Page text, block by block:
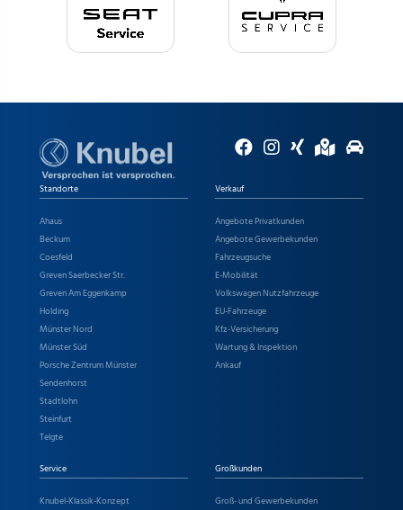
Standorte
Ahaus
Beckum
Coesfeld
Greven Saerbecker Str.
Greven Am Eggenkamp
Holding
Münster Nord
Münster Süd
Porsche Zentrum Münster
Sendenhorst
Stadtlohn
Steinfurt
Telgte
Verkauf
Angebote Privatkunden
Angebote Gewerbekunden
Fahrzeugsuche
E-Mobilität
Volkswagen Nutzfahrzeuge
EU-Fahrzeuge
Kfz-Versicherung
Wartung & Inspektion
Ankauf
Service
Knubel-Klassik-Konzept
Großkunden
Groß- und Gewerbekunden